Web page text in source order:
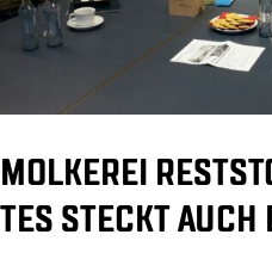
MOL­KE­REI
TES STECKT AUCH